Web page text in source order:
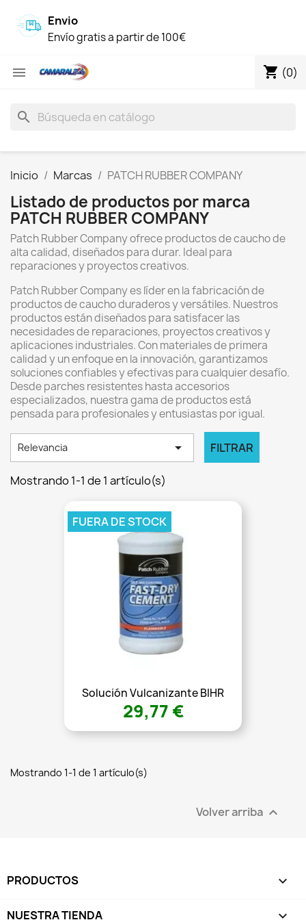
Envio
Envío gratis a partir de 100€
 shopping_cart (0)
search
Inicio Marcas PATCH RUBBER COMPANY
Listado de productos por marca
PATCH RUBBER COMPANY
Patch Rubber Company ofrece productos de caucho de
alta calidad, diseñados para durar. Ideal para
reparaciones y proyectos creativos.
Patch Rubber Company es líder en la fabricación de
productos de caucho duraderos y versátiles. Nuestros
productos están diseñados para satisfacer las
necesidades de reparaciones, proyectos creativos y
aplicaciones industriales. Con materiales de primera
calidad y un enfoque en la innovación, garantizamos
soluciones confiables y efectivas para cualquier desafío.
Desde parches resistentes hasta accesorios
especializados, nuestra gama de productos está
pensada para profesionales y entusiastas por igual.
Relevancia  FILTRAR
Mostrando 1-1 de 1 artículo(s)
Solución Vulcanizante BIHR
29,77 €
FUERA DE STOCK
Mostrando 1-1 de 1 artículo(s)
Volver arriba 
PRODUCTOS 
NUESTRA TIENDA 